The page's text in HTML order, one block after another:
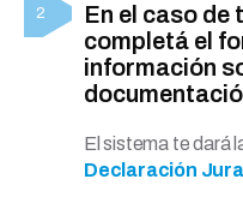
En el caso
completá el
información
El sistema te dará
Declaración